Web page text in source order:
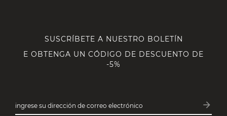
SUSCRÍBETE A NUESTRO BOLETÍN
E OBTENGA UN CÓDIGO DE DESCUENTO DE
-5%
ingrese su dirección de correo electrónico arrow_forward